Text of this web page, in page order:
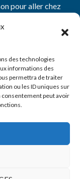
des technologies
informations des
permettra de traiter
ou les ID uniques sur
consentement peut avoir
pour aller chez